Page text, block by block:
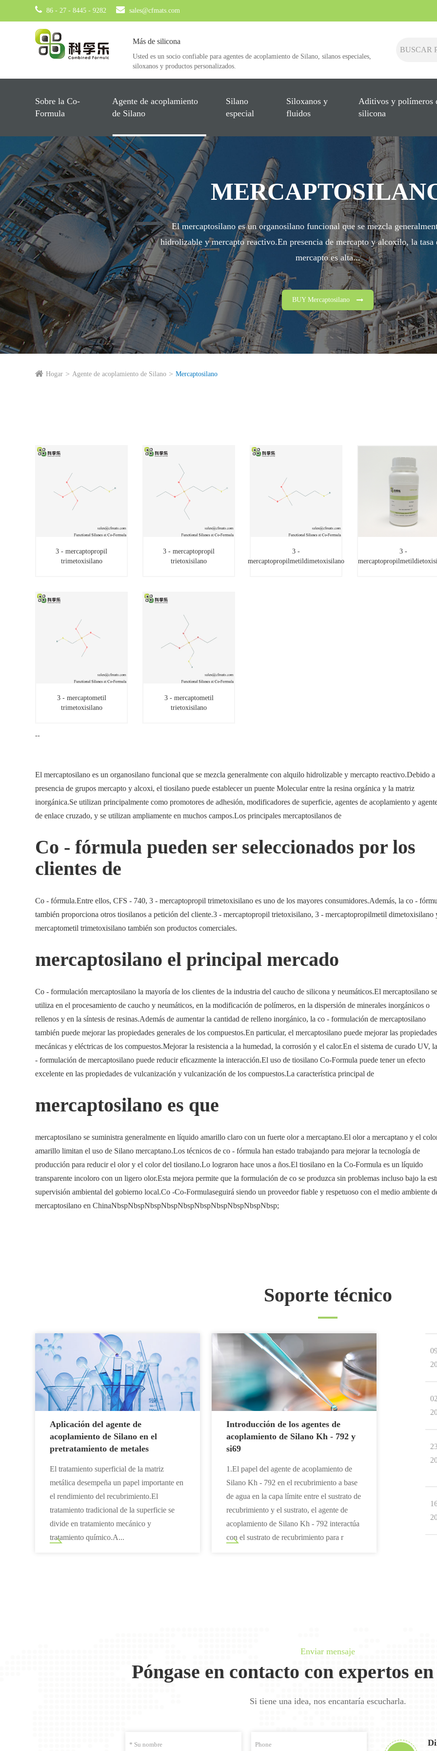
86 - 27 - 8445 - 9282 sales@cfmats.com
Más de silicona
Usted es un socio confiable para agentes de acoplamiento de Silano, silanos especiales,
siloxanos y productos personalizados.
Sobre la Co-
Formula
Agente de acoplamiento
de Silano
Silano
especial
Siloxanos y
fluidos
Aditivos y polímeros
silicona
El mercaptosilano es un organosilano funcional que se mezcla
hidrolizable y mercapto reactivo.En presencia de mercapto y alcoxilo, la tasa
mercapto es alta...
BUY Mercaptosilano
Hogar Agente de acoplamiento de Silano Mercaptosilano
3 - mercaptopropil
trimetoxisilano
3 - mercaptopropil
trietoxisilano
3 -
mercaptopropilmetildimetoxisilano
3 -
3 - mercaptometil
trimetoxisilano
3 - mercaptometil
trietoxisilano
--
El mercaptosilano es un organosilano funcional que se mezcla generalmente con alquilo hidrolizable y mercapto reactivo.Debido a
presencia de grupos mercapto y alcoxi, el tiosilano puede establecer un puente Molecular entre la resina orgánica y la matriz
inorgánica.Se utilizan principalmente como promotores de adhesión, modificadores de superficie, agentes de acoplamiento y
de enlace cruzado, y se utilizan ampliamente en muchos campos.Los principales mercaptosilanos de
Co - fórmula pueden ser seleccionados por los
clientes de
Co - fórmula.Entre ellos, CFS - 740, 3 - mercaptopropil trimetoxisilano es uno de los mayores consumidores.Además, la co -
también proporciona otros tiosilanos a petición del cliente.3 - mercaptopropil trietoxisilano, 3 - mercaptopropilmetil dimetoxisilano
mercaptometil trimetoxisilano también son productos comerciales.
mercaptosilano el principal mercado
Co - formulación mercaptosilano la mayoría de los clientes de la industria del caucho de silicona y neumáticos.El mercaptosilano se
utiliza en el procesamiento de caucho y neumáticos, en la modificación de polímeros, en la dispersión de minerales inorgánicos o
rellenos y en la síntesis de resinas.Además de aumentar la cantidad de relleno inorgánico, la co - formulación de mercaptosilano
también puede mejorar las propiedades generales de los compuestos.En particular, el mercaptosilano puede mejorar las propiedades
mecánicas y eléctricas de los compuestos.Mejorar la resistencia a la humedad, la corrosión y el calor.En el sistema de curado UV,
- formulación de mercaptosilano puede reducir eficazmente la interacción.El uso de tiosilano Co-Formula puede tener un efecto
excelente en las propiedades de vulcanización y vulcanización de los compuestos.La característica principal de
mercaptosilano es que
mercaptosilano se suministra generalmente en líquido amarillo claro con un fuerte olor a mercaptano.El olor a mercaptano y el
amarillo limitan el uso de Silano mercaptano.Los técnicos de co - fórmula han estado trabajando para mejorar la tecnología de
producción para reducir el olor y el color del tiosilano.Lo lograron hace unos a ños.El tiosilano en la Co-Formula es un líquido
transparente incoloro con un ligero olor.Esta mejora permite que la formulación de co se produzca sin problemas incluso bajo la
supervisión ambiental del gobierno local.Co -Co-Formulaseguirá siendo un proveedor fiable y respetuoso con el medio ambiente
mercaptosilano en ChinaNbspNbspNbspNbspNbspNbspNbspNbspNbspNbsp;
Soporte técnico
Aplicación del agente de
acoplamiento de Silano en el
pretratamiento de metales
El tratamiento superficial de la matriz
metálica desempeña un papel importante en
el rendimiento del recubrimiento.El
tratamiento tradicional de la superficie se
divide en tratamiento mecánico y
tratamiento químico.A...
Introducción de los agentes de
acoplamiento de Silano Kh - 792 y
si69
1.El papel del agente de acoplamiento de
Silano Kh - 792 en el recubrimiento a base
de agua en la capa límite entre el sustrato de
recubrimiento y el sustrato, el agente de
acoplamiento de Silano Kh - 792 interactúa
con el sustrato de recubrimiento para r
Enviar mensaje
Póngase en contacto con expertos
Si tiene una idea, nos encantaría escucharla.